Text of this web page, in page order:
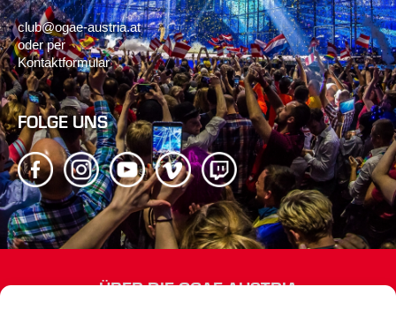
club@ogae-austria.at
oder per
Kontaktformular
FOLGE UNS
ÜBER DIE OGAE AUSTRIA